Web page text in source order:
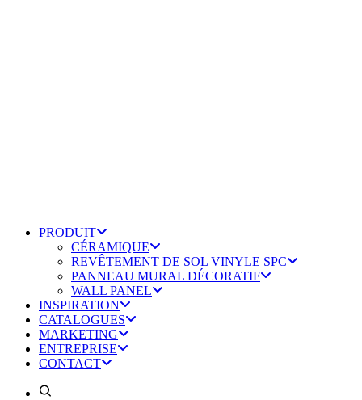
PRODUIT
CÉRAMIQUE
REVÊTEMENT DE SOL VINYLE SPC
PANNEAU MURAL DÉCORATIF
WALL PANEL
INSPIRATION
CATALOGUES
MARKETING
ENTREPRISE
CONTACT